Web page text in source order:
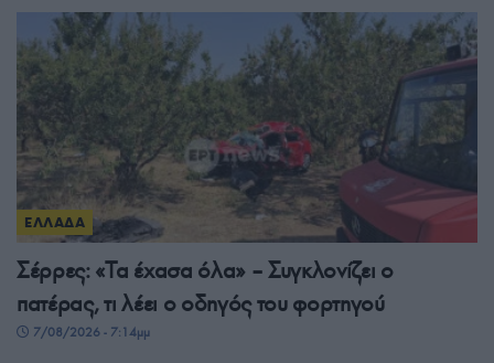
ΕΛΛΑΔΑ
Σέρρες: «Τα έχασα όλα» – Συγκλονίζει ο
πατέρας, τι λέει ο οδηγός του φορτηγού
7/08/2026 - 7:14μμ